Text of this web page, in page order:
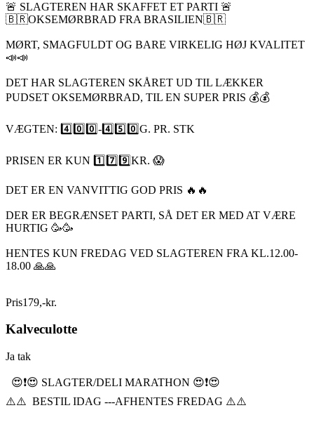
🚨 SLAGTEREN HAR SKAFFET ET PARTI 🚨
🇧🇷OKSEMØRBRAD FRA BRASILIEN🇧🇷
MØRT, SMAGFULDT OG BARE VIRKELIG HØJ KVALITET
📣📣
DET HAR SLAGTEREN SKÅRET UD TIL LÆKKER
PUDSET OKSEMØRBRAD, TIL EN SUPER PRIS 💰💰
VÆGTEN: 4️⃣0️⃣0️⃣-4️⃣5️⃣0️⃣G. PR. STK
PRISEN ER KUN 1️⃣7️⃣9️⃣KR. 😱
DET ER EN VANVITTIG GOD PRIS 🔥🔥
DER ER BEGRÆNSET PARTI, SÅ DET ER MED AT VÆRE
HURTIG 🥳🥳
HENTES KUN FREDAG VED SLAGTEREN FRA KL.12.00-
18.00 🙏🙏
Pris179,-kr.
Kalveculotte
Ja tak
😍❗️😍 SLAGTER/DELI MARATHON 😍❗️😍
⚠️⚠️ BESTIL IDAG ---AFHENTES FREDAG ⚠️⚠️